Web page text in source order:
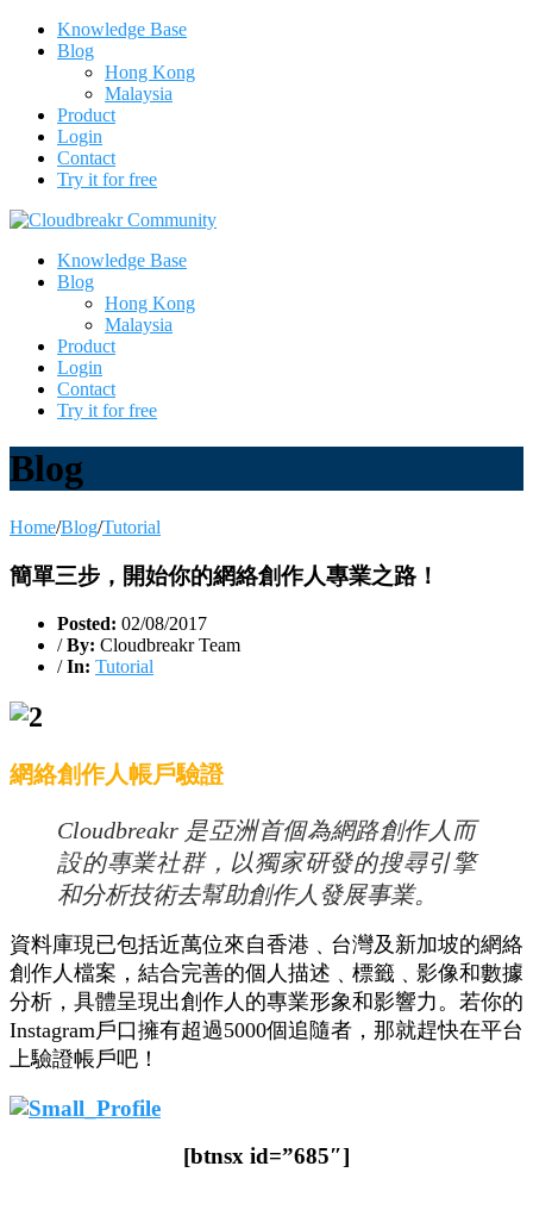
Knowledge Base
Blog
Hong Kong
Malaysia
Product
Login
Contact
Try it for free
Knowledge Base
Blog
Hong Kong
Malaysia
Product
Login
Contact
Try it for free
Blog
Home/Blog/Tutorial
簡單三步，開始你的網絡創作人專業之路！
Posted: 02/08/2017
/ By: Cloudbreakr Team
/ In: Tutorial
網絡創作人帳戶驗證
Cloudbreakr 是亞洲首個為網路創作人而
設的專業社群，以獨家研發的搜尋引擎
和分析技術去幫助創作人發展事業。
資料庫現已包括近萬位來自香港﹑台灣及新加坡的網絡
創作人檔案，結合完善的個人描述﹑標籤﹑影像和數據
分析，具體呈現出創作人的專業形象和影響力。若你的
Instagram戶口擁有超過5000個追隨者，那就趕快在平台
上驗證帳戶吧！
[btnsx id=”685″]